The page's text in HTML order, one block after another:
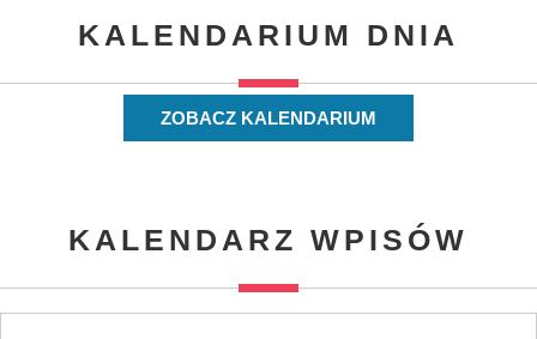
KALENDARIUM DNIA
ZOBACZ KALENDARIUM
KALENDARZ WPISÓW